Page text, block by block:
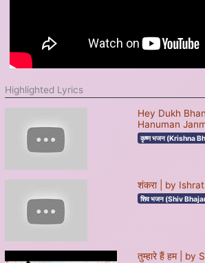
Highlighted Lyrics
Hey Dukh
Hanuman
कृष्ण भजन (Krishna
शंकरा | by
शिव भजन (Shiv
तुम्हारे हैं हम | by